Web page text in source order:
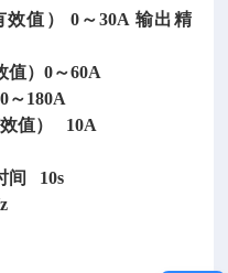
值） 0～30A 输出精
值）0～60A
～180A
值）
10A
间 10s